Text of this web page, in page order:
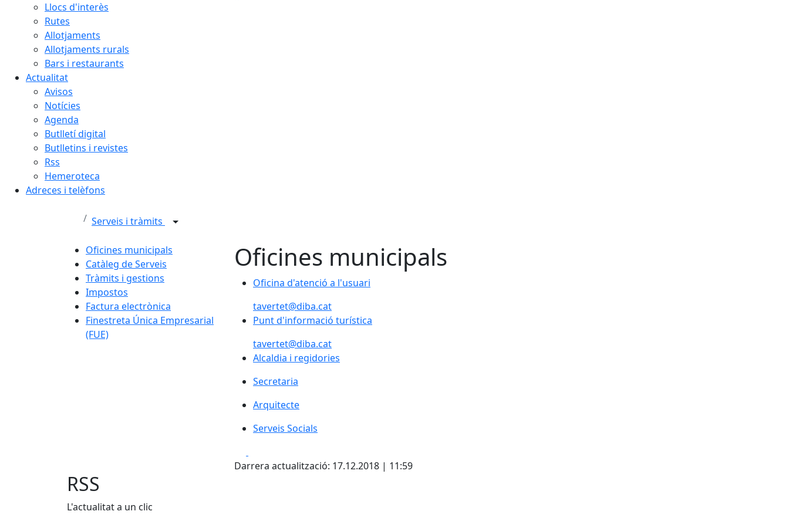
Llocs d'interès
Rutes
Allotjaments
Allotjaments rurals
Bars i restaurants
Actualitat
Avisos
Notícies
Agenda
Butlletí digital
Butlletins i revistes
Rss
Hemeroteca
Adreces i telèfons
Serveis i tràmits
Oficines municipals
Catàleg de Serveis
Tràmits i gestions
Impostos
Factura electrònica
Finestreta Única Empresarial
(FUE)
Oficines municipals
Oficina d'atenció a l'usuari
Oficina d'atenció a l'usuari
tavertet@diba.cat
Punt d'informació turística
tavertet@diba.cat
Alcaldia i regidories
Secretaria
Arquitecte
Serveis Socials
Darrera actualització: 17.12.2018 | 11:59
RSS
L'actualitat a un clic